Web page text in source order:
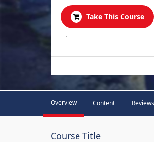
Take This Course
.
Overview Content Reviews
Course Title